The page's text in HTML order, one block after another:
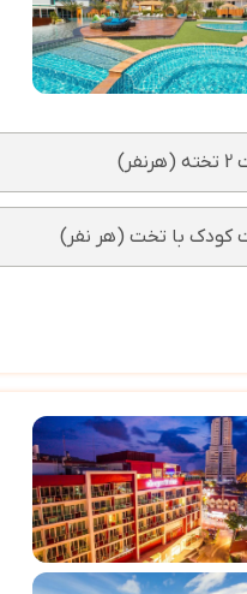
کودک با تخت (هر نفر)